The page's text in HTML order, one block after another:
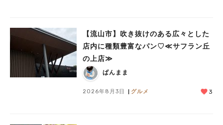
【流山市】吹き抜けのある広々とした
店内に種類豊富なパン♡≪サフラン丘
の上店≫
ぱんまま
2026年8月3日 グルメ 3